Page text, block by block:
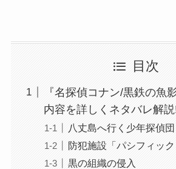
目次
『名探偵コナン/黒鉄の魚
内容を詳しくネタバレ解
八丈島へ行く少年探偵団
防犯施設「パシフィック
黒の組織の侵入